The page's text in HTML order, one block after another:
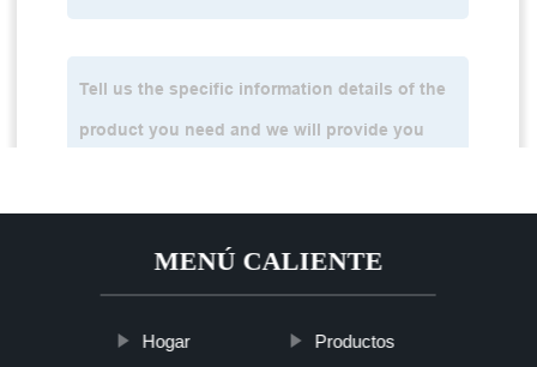
MENÚ CALIENTE
Hogar Productos